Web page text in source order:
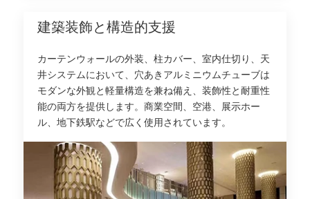
建築装飾と構造的支援
カーテンウォールの外装、柱カバー、室内仕切り、天
井システムにおいて、穴あきアルミニウムチューブは
モダンな外観と軽量構造を兼ね備え、装飾性と耐重性
能の両方を提供します。商業空間、空港、展示ホー
ル、地下鉄駅などで広く使用されています。